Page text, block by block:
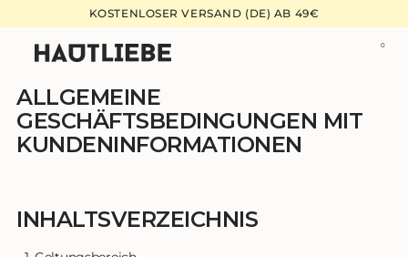
Inhalt
springen
KOSTENLOSER VERSAND (DE) AB 49€
0
ALLGEMEINE
GESCHÄFTSBEDINGUNGEN MIT
KUNDENINFORMATIONEN
INHALTSVERZEICHNIS